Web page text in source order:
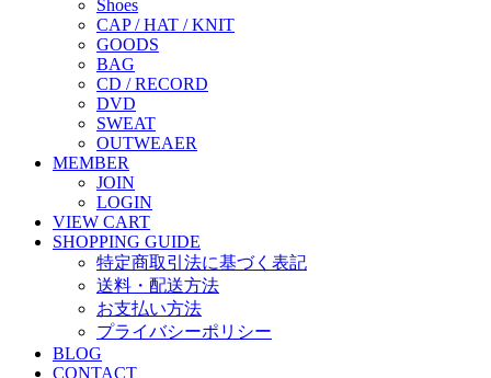
Shoes
CAP / HAT / KNIT
GOODS
BAG
CD / RECORD
DVD
SWEAT
OUTWEAER
MEMBER
JOIN
LOGIN
VIEW CART
SHOPPING GUIDE
特定商取引法に基づく表記
送料・配送方法
お支払い方法
プライバシーポリシー
BLOG
CONTACT